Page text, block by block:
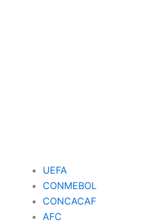
UEFA
CONMEBOL
CONCACAF
AFC